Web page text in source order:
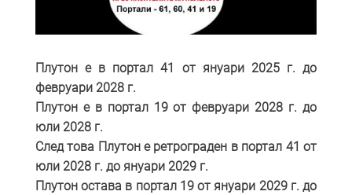
Плутон е в портал 41 от януари 2025 г. до
февруари 2028 г.
Плутон е в портал 19 от февруари 2028 г. до
юли 2028 г.
След това Плутон е ретрограден в портал 41 от
юли 2028 г. до януари 2029 г.
Плутон остава в портал 19 от януари 2029 г. до